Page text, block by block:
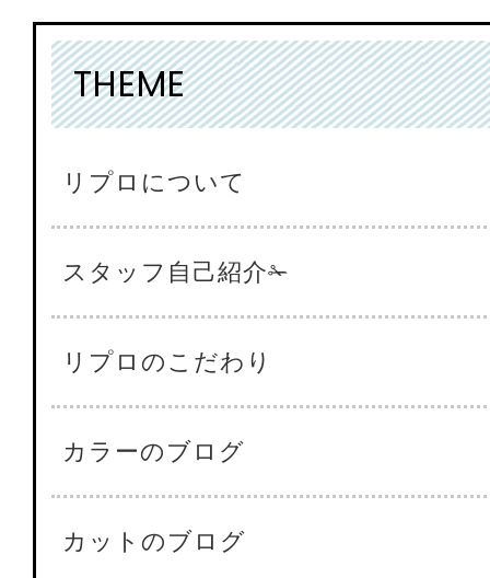
THEME
リプロについて
スタッフ自己紹介✁
リプロのこだわり
カラーのブログ
カットのブログ